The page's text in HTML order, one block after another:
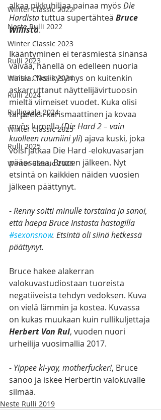
Winter Classic 2022
Neste Rulli 2022
Winter Classic 2023
Rulli 2023
Winter Classic 2024
Rulli 2024
Rulligaala 2024
Winter Classic 2025
Rulli 2025
Winter Classic 2026
alkaa pikkuhiljaa painaa myös Die
Hardista tuttua supertähteä Bruce
Willistä.
Ikääntyminen ei teräsmiestä sinänsä
vaivaa, hänellä on edelleen nuoria
naisia. Yksi kysymys on kuitenkin
askarruttanut näyttelijävirtuoosin
mieltä viimeiset vuodet. Kuka olisi
tarpeeksi karismaattinen ja kovaa
myös lumella (Die Hard 2 – vain
kuolleen ruumiini yli) ajava kuski, joka
voisi jatkaa Die Hard -elokuvasarjan
pääosassa, Brucen jälkeen. Nyt
etsintä on kaikkien näiden vuosien
jälkeen päättynyt.
- Renny soitti minulle torstaina ja sanoi,
että haepa Bruce Instasta hastagilla
#sexonsnow. Etsintä oli siinä hetkessä
päättynyt.
Bruce hakee alakerran
valokuvastudiostaan tuoreista
negatiiveista tehdyn vedoksen. Kuva
on vielä lämmin ja kostea. Kuvassa
on kukas muukaan kuin rullikuljettaja
Herbert Von Rul, vuoden nuori
urheilija vuosimallia 2017.
- Yippee ki-yay, motherfucker!, Bruce
sanoo ja iskee Herbertin valokuvalle
silmää.
Neste Rulli 2019